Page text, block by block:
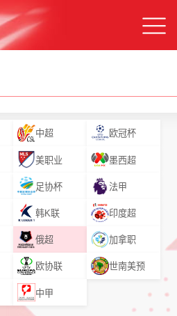
中超 欧冠杯
美职业 墨西超
足协杯 法甲
韩K联 印度超
俄超 加拿职
欧协联 世南美预
中甲